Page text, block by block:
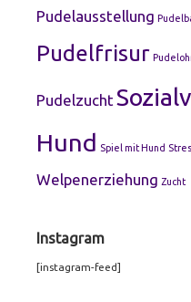
Pudelausstellung
Pudelfrisur
Pudelzucht
Hund Spiel mit Hund
Welpenerziehung Zucht
Instagram
[instagram-feed]